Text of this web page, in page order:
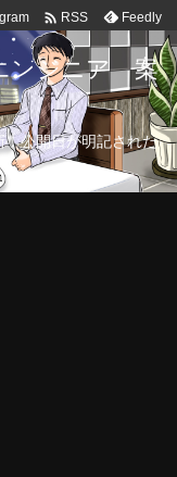
 RSS Feedly
ンジニア 案
公開日が明記された